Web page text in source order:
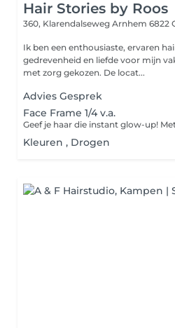
Hair Stories by Roos
360, Klarendalseweg Arnhem 6822
Ik ben een enthousiaste, ervaren
gedrevenheid en liefde voor mijn
met zorg gekozen. De locat...
Advies Gesprek
Face Frame 1/4 v.a.
Kleuren , Drogen